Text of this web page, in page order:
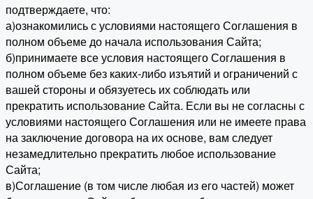
подтверждаете, что:
а)ознакомились с условиями настоящего Соглашения в
полном объеме до начала использования Сайта;
б)принимаете все условия настоящего Соглашения в
полном объеме без каких-либо изъятий и ограничений с
вашей стороны и обязуетесь их соблюдать или
прекратить использование Сайта. Если вы не согласны с
условиями настоящего Соглашения или не имеете права
на заключение договора на их основе, вам следует
незамедлительно прекратить любое использование
Сайта;
в)Соглашение (в том числе любая из его частей) может